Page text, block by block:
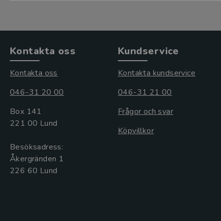
Kontakta oss
Kontakta oss
046-31 20 00
Box 141
221 00 Lund
Besöksadress:
Åkergränden 1
Kundservice
Kontakta kundservice
046-31 21 00
Frågor och svar
Köpvillkor